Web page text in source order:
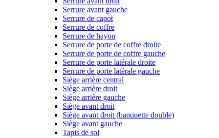
Serrure avant gauche
Serrure de capot
Serrure de coffre
Serrure de hayon
Serrure de porte de coffre droite
Serrure de porte de coffre gauche
Serrure de porte latérale droite
Serrure de porte latérale gauche
Siège arrière central
Siège arrière droit
Siège arrière gauche
Siège avant droit
Siège avant droit (banquette double)
Siège avant gauche
Tapis de sol